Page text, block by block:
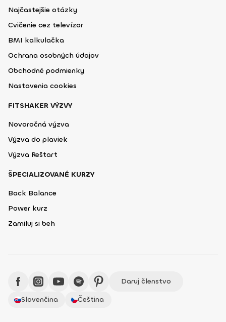
Najčastejšie otázky
Cvičenie cez televízor
BMI kalkulačka
Ochrana osobných údajov
Obchodné podmienky
Nastavenia cookies
FITSHAKER VÝZVY
Novoročná výzva
Výzva do plaviek
Výzva Reštart
ŠPECIALIZOVANÉ KURZY
Back Balance
Power kurz
Zamiluj si beh
Daruj členstvo
Slovenčina
Čeština